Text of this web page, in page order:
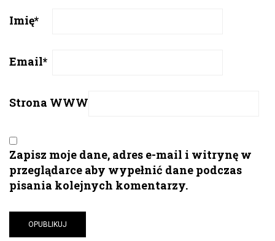
Imię*
Email*
Strona WWW
Zapisz moje dane, adres e-mail i witrynę w
przeglądarce aby wypełnić dane podczas
pisania kolejnych komentarzy.